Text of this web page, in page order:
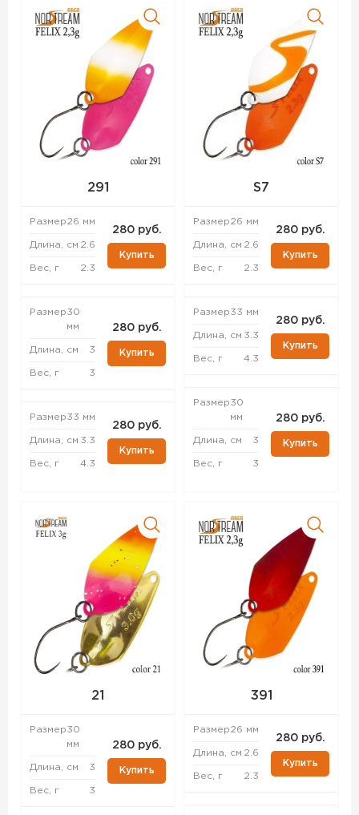
291
Размер26 мм
Длина, см 2.6
Вес, г 2.3
280 руб.
Купить
Размер30
мм
Длина, см 3
Вес, г 3
280 руб.
Купить
Размер33 мм
Длина, см 3.3
Вес, г 4.3
280 руб.
Купить
S7
Размер26 мм
Длина, см 2.6
Вес, г 2.3
280 руб.
Купить
Размер33 мм
Длина, см 3.3
Вес, г 4.3
280 руб.
Купить
Размер30
мм
Длина, см 3
Вес, г 3
280 руб.
Купить
21
Размер30
мм
Длина, см 3
Вес, г 3
280 руб.
Купить
391
Размер26 мм
Длина, см 2.6
Вес, г 2.3
280 руб.
Купить